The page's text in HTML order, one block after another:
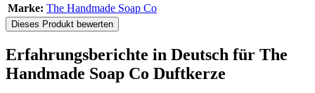
Marke: The Handmade Soap Co
Dieses Produkt bewerten
Erfahrungsberichte in Deutsch für The
Handmade Soap Co Duftkerze